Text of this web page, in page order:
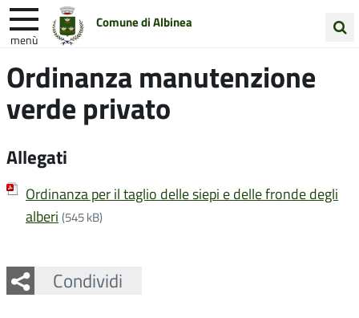
Comune di Albinea
menù
nel
sito
Vivi Albinea
Unione Colline Matildiche
Ordinanza manutenzione
verde privato
Allegati
Ordinanza per il taglio delle siepi e delle fronde degli
alberi (545 kB)
Condividi
Facebook
Twitter
Whatsapp